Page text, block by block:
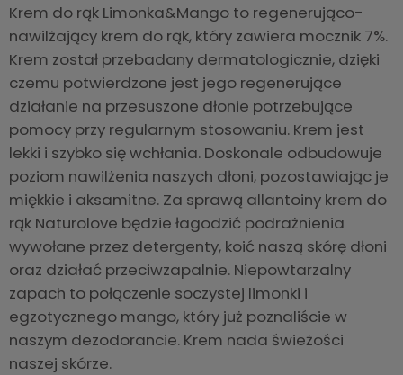
Krem do rąk Limonka&Mango to regenerująco-
nawilżający krem do rąk, który zawiera mocznik 7%.
Krem został przebadany dermatologicznie, dzięki
czemu potwierdzone jest jego regenerujące
działanie na przesuszone dłonie potrzebujące
pomocy przy regularnym stosowaniu. Krem jest
lekki i szybko się wchłania. Doskonale odbudowuje
poziom nawilżenia naszych dłoni, pozostawiając je
miękkie i aksamitne. Za sprawą allantoiny krem do
rąk Naturolove będzie łagodzić podrażnienia
wywołane przez detergenty, koić naszą skórę dłoni
oraz działać przeciwzapalnie. Niepowtarzalny
zapach to połączenie soczystej limonki i
egzotycznego mango, który już poznaliście w
naszym dezodorancie. Krem nada świeżości
naszej skórze.